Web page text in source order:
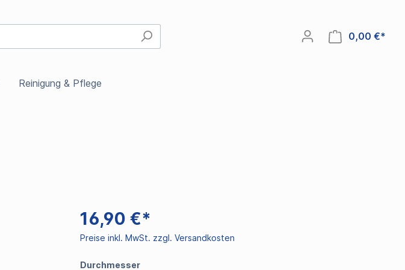
0,00 €*
Reinigung & Pflege
16,90 €*
Preise inkl. MwSt. zzgl. Versandkosten
Durchmesser